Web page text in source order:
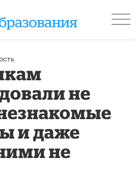
не
и даже
не